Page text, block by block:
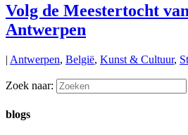
Volg de Meestertocht
Antwerpen
| Antwerpen, België, Kunst & Cultuur,
Zoek naar:
blogs